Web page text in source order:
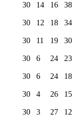
30 14 16 38
30 12 18 34
30 11 19 30
30 6 24 23
30 6 24 18
30 4 26 15
30 3 27 12